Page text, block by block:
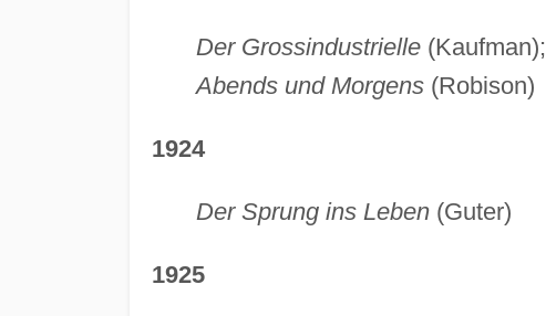
Der Grossindustrielle(Kaufman);
Abends und Morgens(Robison)
1924
Der Sprung ins Leben(Guter)
1925